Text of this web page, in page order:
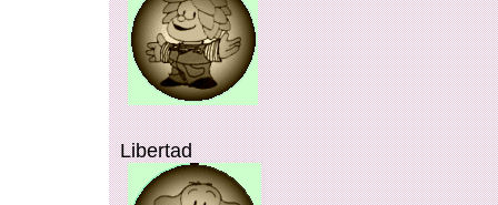
Libertad